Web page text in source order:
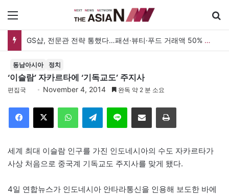
GS샵, 전문관 전략 통했다…패션·뷰티·푸드 거래액 50% 증가
동남아시아 정치
‘이슬람’ 자카르타에 ‘기독교도’ 주지사
편집국 November 4, 2014 완독 약 2 분 소요
Telegram 이메일
세계 최대 이슬람 인구를 가진 인도네시아의 수도 자카르타가
사상 처음으로 중국계 기독교도 주지사를 맞게 됐다.
4일 연합뉴스가 인도네시아 안타라통신을 인용해 보도한 바에